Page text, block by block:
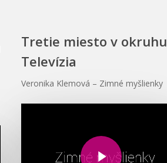
Tretie miesto v okruhu
Televízia
Veronika Klemová – Zimné myšlienky
Play Video
Play Video